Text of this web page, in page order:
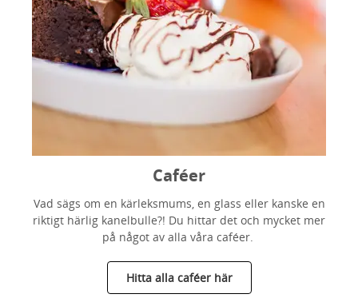
Caféer
Vad sägs om en kärleksmums, en glass eller kanske en
riktigt härlig kanelbulle?! Du hittar det och mycket mer
på något av alla våra caféer.
Hitta alla caféer här